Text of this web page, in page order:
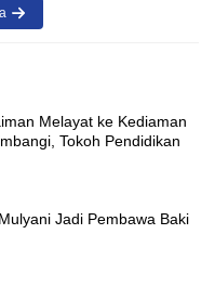
Melayat ke Kediaman
Tokoh Pendidikan
Jadi Pembawa Baki